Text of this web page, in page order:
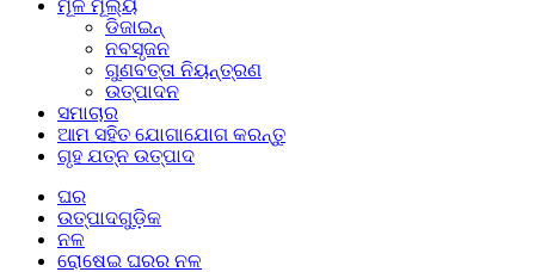
ମୂଳ ମୂଲ୍ୟ
ଡିଜାଇନ୍
ନବସୃଜନ
ଗୁଣବତ୍ତା ନିୟନ୍ତ୍ରଣ
ଉତ୍ପାଦନ
ସମାଚାର
ଆମ ସହିତ ଯୋଗାଯୋଗ କରନ୍ତୁ
ଗୃହ ଯତ୍ନ ଉତ୍ପାଦ
ଘର
ଉତ୍ପାଦଗୁଡ଼ିକ
ନଳ
ରୋଷେଇ ଘରର ନଳ